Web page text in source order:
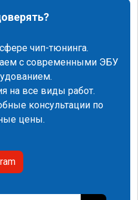
чип-тюнинга.
с современными ЭБУ
на все виды работ.
консультации по
цены.